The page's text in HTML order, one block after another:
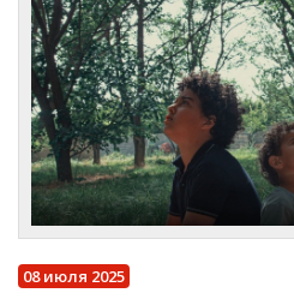
08 июля 2025